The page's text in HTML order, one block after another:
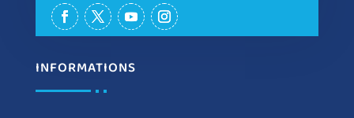
INFORMATIONS